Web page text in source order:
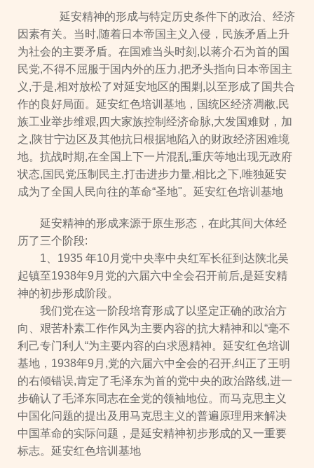
延安精神的形成与特定历史条件下的政治、经济
因素有关。当时,随着日本帝国主义入侵，民族矛盾上升
为社会的主要矛盾。在国难当头时刻,以蒋介石为首的国
民党,不得不屈服于国内外的压力,把矛头指向日本帝国主
义,于是,相对放松了对延安地区的围剿,以至形成了国共合
作的良好局面。延安红色培训基地，国统区经济凋敝,民
族工业举步维艰,四大家族控制经济命脉,大发国难财，加
之,陕甘宁边区及其他抗日根据地陷入的财政经济困难境
地。抗战时期,在全国上下一片混乱,重庆等地出现无政府
状态,国民党压制民主,打击进步力量,相比之下,唯独延安
成为了全国人民向往的革命“圣地"。延安红色培训基地
延安精神的形成来源于原生形态，在此其间大体经
历了三个阶段:
1、1935 年10月党中央率中央红军长征到达陕北吴
起镇至1938年9月党的六届六中全会召开前后,是延安精
神的初步形成阶段。
我们党在这一阶段培育形成了以坚定正确的政治方
向、艰苦朴素工作作风为主要内容的抗大精神和以“毫不
利己专门利人“为主要内容的白求恩精神。延安红色培训
基地，1938年9月,党的六届六中全会的召开,纠正了王明
的右倾错误,肯定了毛泽东为首的党中央的政治路线,进一
步确认了毛泽东同志在全党的领袖地位。而马克思主义
中国化问题的提出及用马克思主义的普遍原理用来解决
中国革命的实际问题，是延安精神初步形成的又一重要
标志。延安红色培训基地